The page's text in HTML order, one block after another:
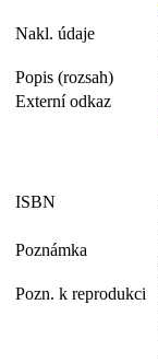
Nakl. údaje
Popis (rozsah)
Externí odkaz
ISBN
Poznámka
Pozn. k reprodukci